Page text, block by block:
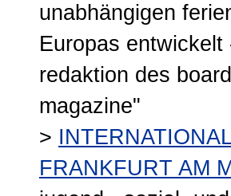
unabhängigen
Europas
redaktion des
magazine"
>
FRANKFURT AM